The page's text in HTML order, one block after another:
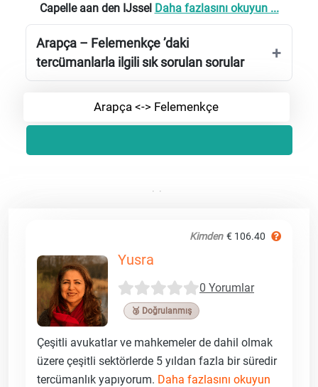
Capelle aan den IJssel Daha fazlasını okuyun ...
Arapça – Felemenkçe ’daki
tercümanlarla ilgili sık sorulan sorular
Arapça <-> Felemenkçe
Kimden € 106.40
Yusra
0 Yorumlar
🥉 Doğrulanmış
Çeşitli avukatlar ve mahkemeler de dahil olmak
üzere çeşitli sektörlerde 5 yıldan fazla bir süredir
tercümanlık yapıyorum. Daha fazlasını okuyun